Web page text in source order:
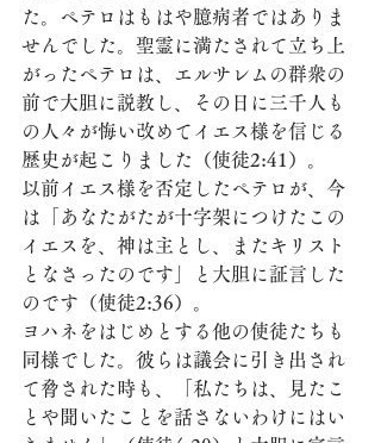
た。ペテロはもはや臆病者ではありま
せんでした。聖霊に満たされて立ち上
がったペテロは、エルサレムの群衆の
前で大胆に説教し、その日に三千人も
の人々が悔い改めてイエス様を信じる
歴史が起こりました（使徒2:41）。
以前イエス様を否定したペテロが、今
は「あなたがたが十字架につけたこの
イエスを、神は主とし、またキリスト
となさったのです」と大胆に証言した
のです（使徒2:36）。
ヨハネをはじめとする他の使徒たちも
同様でした。彼らは議会に引き出され
て脅された時も、「私たちは、見たこ
とや聞いたことを話さないわけにはい